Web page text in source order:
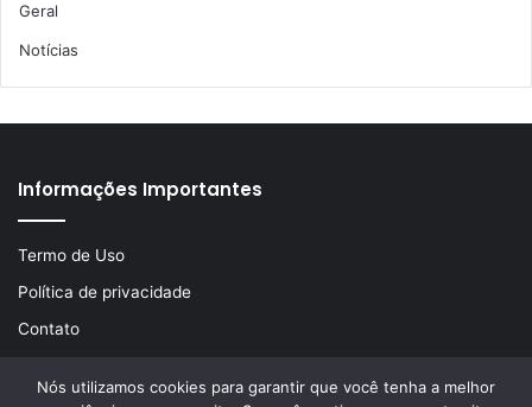
Geral
Notícias
Informações Importantes
Termo de Uso
Política de privacidade
Contato
Nós utilizamos cookies para garantir que você tenha a melhor